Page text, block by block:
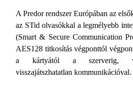
A Predor rendszer Európában az
az STid olvasókkal a legmélyebb
(Smart & Secure Communication
AES128 titkosítás végponttól
a kártyától a szerverig,
visszajátszhatatlan kommunikációval.